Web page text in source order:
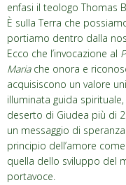
enfasi il teologo Thomas
È sulla Terra che
portiamo dentro dalla
Ecco che l’invocazione al
Mariache onora e
acquisiscono un valore
illuminata guida
deserto di Giudea più di
un messaggio di
principio dell’amore
quella dello sviluppo del
portavoce.